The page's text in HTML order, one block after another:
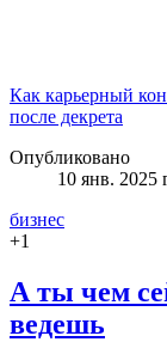
Как карьерный
после декрета
Опубликовано
10 янв. 2025
бизнес
+1
А ты чем
ведешь